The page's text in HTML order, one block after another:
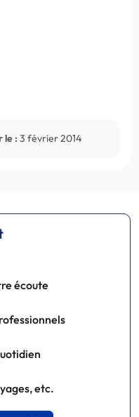
le : 3 février 2014
écoute
etc.